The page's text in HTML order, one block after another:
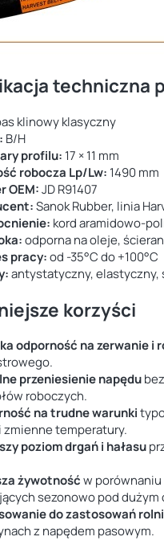
techniczna
klinowy klasyczny
B/H
profilu: 17 × 11 mm
robocza Lp/Lw: 1490 mm
OEM:JD R91407
Sanok Rubber, linia
kord aramidowo-
odporna na oleje,
pracy:od -35°C do +100°C
antystatyczny,
korzyści
odporność na zerwanie i
przeniesienie napędu
roboczych.
na trudne warunki
zmienne temperatury.
poziom drgań i hałasu
żywotnośćw porównaniu
sezonowo pod dużym
do zastosowań
z napędem pasowym.